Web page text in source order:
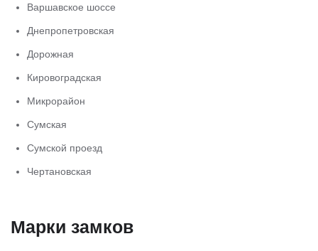
Варшавское шоссе
Днепропетровская
Дорожная
Кировоградская
Микрорайон
Сумская
Сумской проезд
Чертановская
Марки замков